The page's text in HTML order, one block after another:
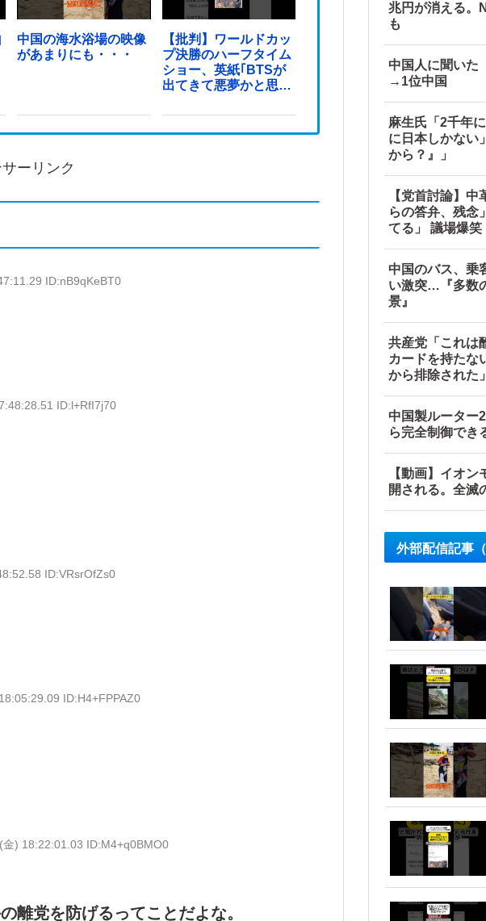
中国の海水浴場の映像
があまりにも・・・
【批判】ワールドカッ
プ決勝のハーフタイム
ショー、英紙｢BTSが
出てきて悪夢かと思っ
ーリンク
ID:nB9qKeBT0
ID:l+RfI7j70
ID:VRsrOfZs0
ID:H4+FPPAZ0
) 18:22:01.03 ID:M4+q0BMO0
離党を防げるってことだよな。
兆円が消える。
も
中国人に聞いた
→1位中国
麻生氏「2千年
に日本しかない
から？』」
【党首討論】
らの答弁、残念
てる」 議場爆笑
中国のバス、乗
い激突…『多数
景』
共産党「これは
カードを持たな
から排除された」
中国製ルータ
ら完全制御でき
【動画】イオ
開される。全滅
外部配信記事（